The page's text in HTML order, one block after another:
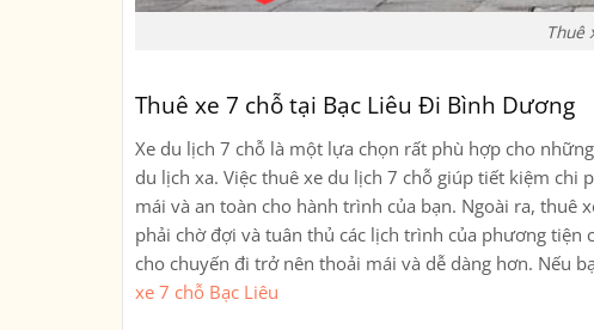
Thuê
Thuê xe 7 chỗ tại Bạc Liêu Đi Bình Dương
Xe du lịch 7 chỗ là một lựa chọn rất phù hợp cho
du lịch xa. Việc thuê xe du lịch 7 chỗ giúp tiết kiệm chi
mái và an toàn cho hành trình của bạn. Ngoài ra,
phải chờ đợi và tuân thủ các lịch trình của phương
cho chuyến đi trở nên thoải mái và dễ dàng hơn. Nếu
xe 7 chỗ Bạc Liêu